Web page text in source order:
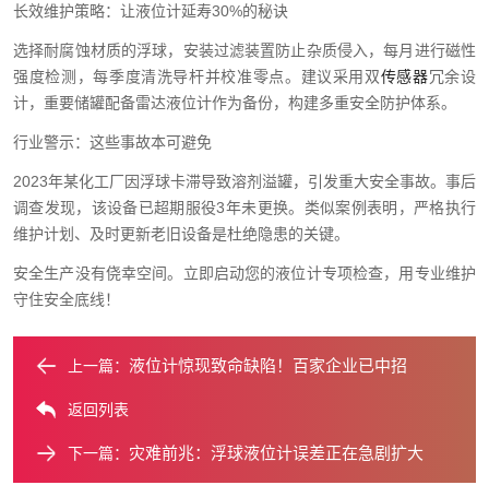
长效维护策略：让液位计延寿30%的秘诀
选择耐腐蚀材质的浮球，安装过滤装置防止杂质侵入，每月进行磁性
强度检测，每季度清洗导杆并校准零点。建议采用双传感器冗余设
计，重要储罐配备雷达液位计作为备份，构建多重安全防护体系。
行业警示：这些事故本可避免
2023年某化工厂因浮球卡滞导致溶剂溢罐，引发重大安全事故。事后
调查发现，该设备已超期服役3年未更换。类似案例表明，严格执行
维护计划、及时更新老旧设备是杜绝隐患的关键。
安全生产没有侥幸空间。立即启动您的液位计专项检查，用专业维护
守住安全底线！
上一篇： 液位计惊现致命缺陷！百家企业已中招
返回列表
下一篇： 灾难前兆：浮球液位计误差正在急剧扩大